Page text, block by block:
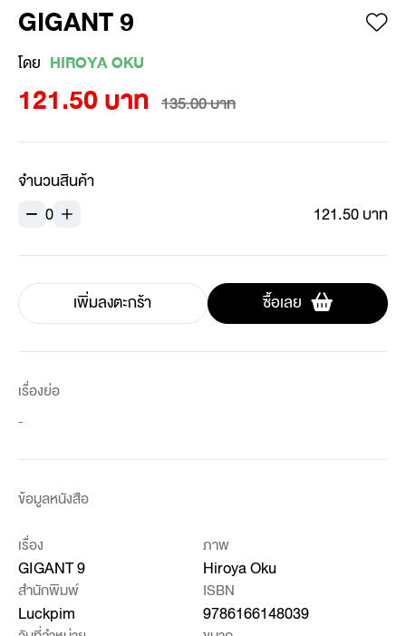
GIGANT 9
โดย HIROYA OKU
121.50 บาท 135.00 บาท
จำนวนสินค้า
0
121.50 บาท
เพิ่มลงตะกร้า ซื้อเลย
เรื่องย่อ
-
ข้อมูลหนังสือ
เรื่อง
GIGANT 9
ภาพ
Hiroya Oku
สำนักพิมพ์
Luckpim
ISBN
9786166148039